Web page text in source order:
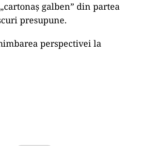
galben” din partea
presupune.
perspectivei la